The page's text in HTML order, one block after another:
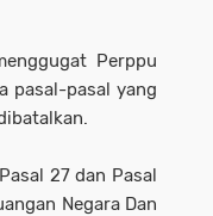
Perppu
pasal-pasal yang
27 dan Pasal
Negara Dan